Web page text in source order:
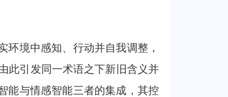
境中感知、行动并自我调整，
此引发同一术语之下新旧含义并
能与情感智能三者的集成，其控